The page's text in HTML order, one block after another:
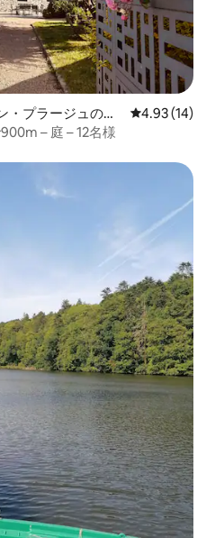
・プラージュの別
レビュー14
4.93 (14)
– 庭 – 12名様